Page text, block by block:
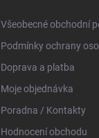
Všeobecné obchodní
Podmínky ochrany
Doprava a platba
Moje objednávka
Poradna / Kontakty
Hodnocení obchodu